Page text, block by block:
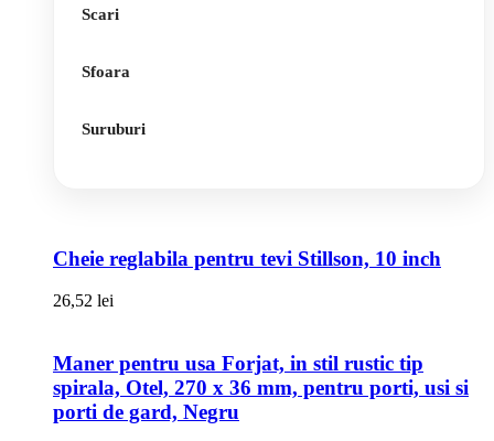
Scari
Sfoara
Suruburi
Cheie reglabila pentru tevi Stillson, 10 inch
26,52 lei
Maner pentru usa Forjat, in stil rustic tip
spirala, Otel, 270 x 36 mm, pentru porti, usi si
porti de gard, Negru